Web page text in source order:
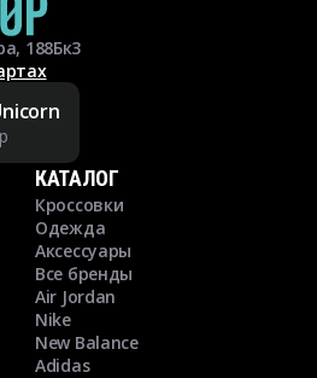
188Бк3
КАТАЛОГ
Кроссовки
Одежда
Аксессуары
Все бренды
Air Jordan
Nike
New Balance
Adidas